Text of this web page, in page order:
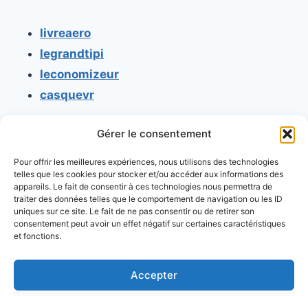
Gérer le consentement
Pour offrir les meilleures expériences, nous utilisons des technologies
telles que les cookies pour stocker et/ou accéder aux informations des
appareils. Le fait de consentir à ces technologies nous permettra de
traiter des données telles que le comportement de navigation ou les ID
uniques sur ce site. Le fait de ne pas consentir ou de retirer son
consentement peut avoir un effet négatif sur certaines caractéristiques
et fonctions.
Accepter
livreaero
legrandtipi
leconomizeur
casquevr
Mentions légales
Conditions générales d'utilisation
Conditions générales de vente
Politique de cookies
Politique de confidentialité